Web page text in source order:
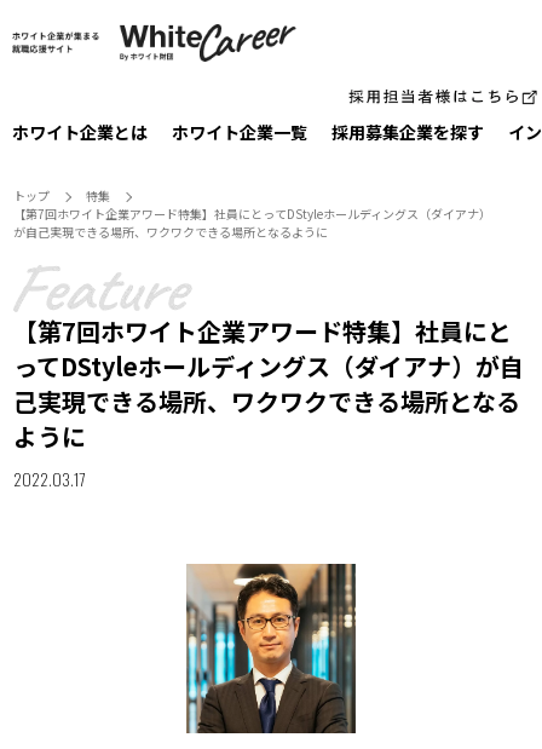
ホワイト企業とは ホワイト企業一覧 採⽤募集企業を探す イ
トップ
特集
【第7回ホワイト企業アワード特集】社員にとってDStyleホールディングス（ダイアナ）
が自己実現できる場所、ワクワクできる場所となるように
【第7回ホワイト企業アワード特集】社員にと
ってDStyleホールディングス（ダイアナ）が自
己実現できる場所、ワクワクできる場所となる
ように
2022.03.17